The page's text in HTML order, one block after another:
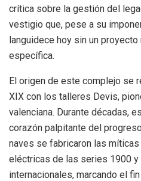
crítica sobre la gestión del
vestigio que, pese a su
languidece hoy sin un
específica.
El origen de este complejo se
XIX con los talleres Devis,
valenciana. Durante décadas,
corazón palpitante del
naves se fabricaron las
eléctricas de las series 1900 y
internacionales, marcando el